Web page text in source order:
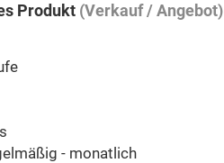
Produkt (Verkauf / Angebot)
- monatlich